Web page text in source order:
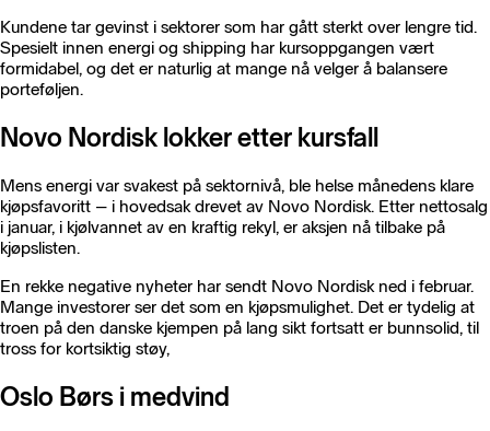
Kundene tar gevinst i sektorer som har gått sterkt over lengre tid.
Spesielt innen energi og shipping har kursoppgangen vært
formidabel, og det er naturlig at mange nå velger å balansere
porteføljen.
Novo Nordisk lokker etter kursfall
Mens energi var svakest på sektornivå, ble helse månedens klare
kjøpsfavoritt – i hovedsak drevet av Novo Nordisk. Etter nettosalg
i januar, i kjølvannet av en kraftig rekyl, er aksjen nå tilbake på
kjøpslisten.
En rekke negative nyheter har sendt Novo Nordisk ned i februar.
Mange investorer ser det som en kjøpsmulighet. Det er tydelig at
troen på den danske kjempen på lang sikt fortsatt er bunnsolid, til
tross for kortsiktig støy,
Oslo Børs i medvind